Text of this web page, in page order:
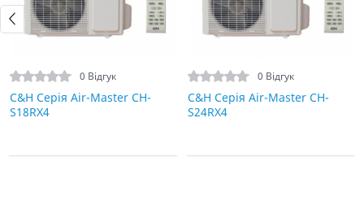
0 Відгук
C&H Серія Air-Master CH-
S18RX4
0 Відгук
C&H Серія Air-Master CH-
S24RX4